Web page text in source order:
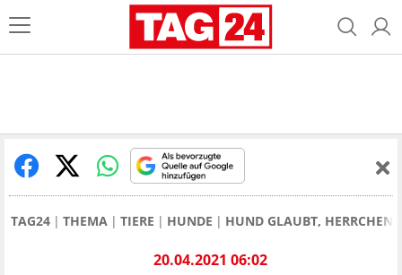
TAG24 THEMA TIERE HUNDE HUND GLAUBT, HERRCHEN
20.04.2021 06:02